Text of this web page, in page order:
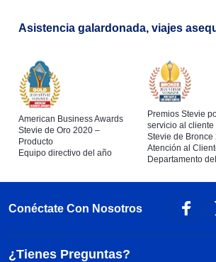
Asistencia galardonada, viajes
American Business Awards
Stevie de Oro 2020 –
Producto
Equipo directivo del año
Premios Stevie
servicio al cliente
Stevie de Bronce
Atención al
Departamento
Conéctate Con Nosotros
¿Tienes Preguntas?